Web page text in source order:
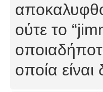
ούτε το
οποία